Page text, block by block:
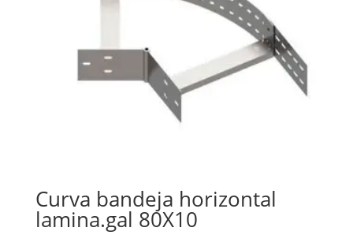
Curva bandeja horizontal
lamina.gal 80X10